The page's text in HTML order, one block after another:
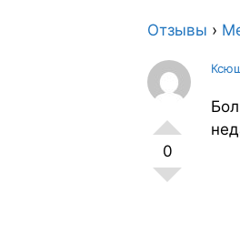
Отзывы ›
0